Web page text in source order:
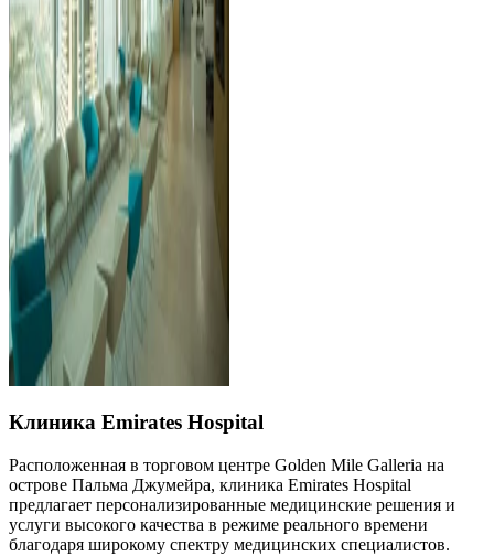
Клиника Emirates Hospital
Расположенная в торговом центре Golden Mile Galleria на
острове Пальма Джумейра, клиника Emirates Hospital
предлагает персонализированные медицинские решения и
услуги высокого качества в режиме реального времени
благодаря широкому спектру медицинских специалистов.